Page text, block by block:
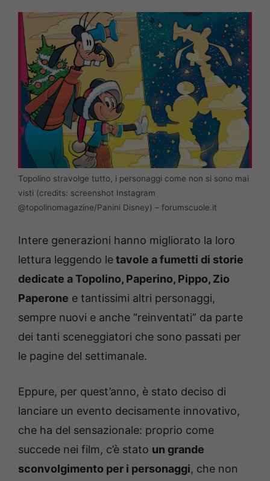
Topolino stravolge tutto, i personaggi come non si sono mai
visti (credits: screenshot Instagram
@topolinomagazine/Panini Disney) – forumscuole.it
Intere generazioni hanno migliorato la loro
lettura leggendo letavole a fumetti di storie
dedicate a Topolino, Paperino, Pippo, Zio
Paperone e tantissimi altri personaggi,
sempre nuovi e anche “reinventati” da parte
dei tanti sceneggiatori che sono passati per
le pagine del settimanale.
Eppure, per quest’anno, è stato deciso di
lanciare un evento decisamente innovativo,
che ha del sensazionale: proprio come
succede nei film, c’è stato un grande
sconvolgimento per i personaggi, che non